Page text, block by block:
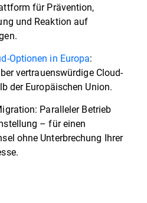
für Prävention,
und Reaktion auf
Optionen in Europa:
vertrauenswürdige Cloud-
der Europäischen Union.
Paralleler Betrieb
– für einen
ohne Unterbrechung Ihrer